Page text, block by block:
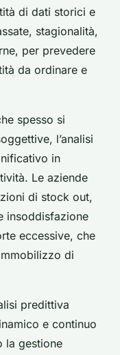
di dati storici e
stagionalità,
per prevedere
da ordinare e
spesso si
l’analisi
in
Le aziende
di stock out,
insoddisfazione
eccessive, che
di
predittiva
e continuo
la gestione